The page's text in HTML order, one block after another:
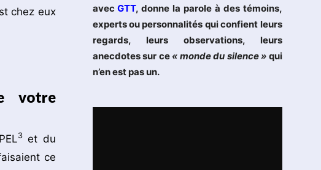
chez eux
votre
3 et du
ce
avecGTT, donne la parole à des témoins,
experts ou personnalités qui confient leurs
regards, leurs observations, leurs
anecdotes sur ce « monde du silence » qui
n’en est pas un.